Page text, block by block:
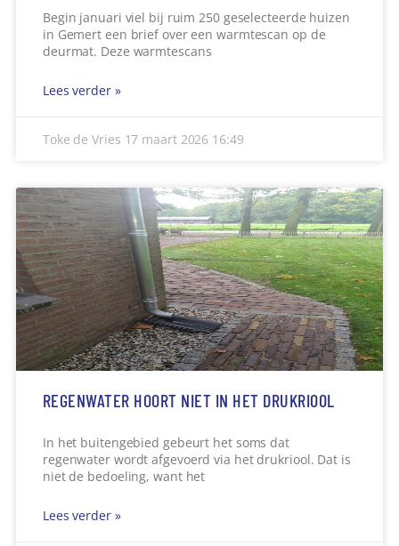
Begin januari viel bij ruim 250 geselecteerde huizen
in Gemert een brief over een warmtescan op de
deurmat. Deze warmtescans
Lees verder »
Toke de Vries 17 maart 2026 16:49
REGENWATER HOORT NIET IN HET DRUKRIOOL
In het buitengebied gebeurt het soms dat
regenwater wordt afgevoerd via het drukriool. Dat is
niet de bedoeling, want het
Lees verder »